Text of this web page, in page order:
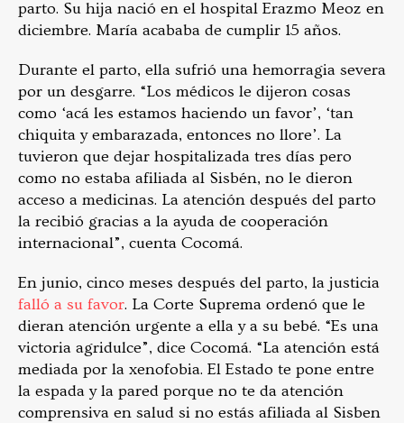
parto. Su hija nació en el hospital Erazmo Meoz en
diciembre. María acababa de cumplir 15 años.
Durante el parto, ella sufrió una hemorragia severa
por un desgarre. “Los médicos le dijeron cosas
como ‘acá les estamos haciendo un favor’, ‘tan
chiquita y embarazada, entonces no llore’. La
tuvieron que dejar hospitalizada tres días pero
como no estaba afiliada al Sisbén, no le dieron
acceso a medicinas. La atención después del parto
la recibió gracias a la ayuda de cooperación
internacional”, cuenta Cocomá.
En junio, cinco meses después del parto, la justicia
falló a su favor. La Corte Suprema ordenó que le
dieran atención urgente a ella y a su bebé. “Es una
victoria agridulce”, dice Cocomá. “La atención está
mediada por la xenofobia. El Estado te pone entre
la espada y la pared porque no te da atención
comprensiva en salud si no estás afiliada al Sisben